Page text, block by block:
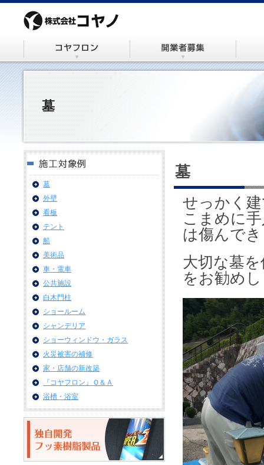
墓
墓
せっかく
こまめに
は傷んで
大切な墓
をお勧め
墓
外壁
看板
テント
船
美術品
車・電車
公共施設
白木門柱
ショールーム
シャンデリア
ショーウィンドウ・ガラス
火災被害の補修
家・店舗の新改築
『コヤフロン』Ｑ＆Ａ
浴槽・浴室